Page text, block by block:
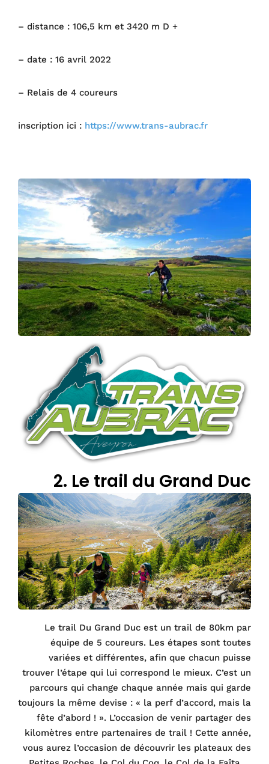
– distance : 106,5 km et 3420 m D +
– date : 16 avril 2022
– Relais de 4 coureurs
inscription ici : https://www.trans-aubrac.fr
2. Le trail du Grand Duc
Le trail Du Grand Duc est un trail de 80km par
équipe de 5 coureurs. Les étapes sont toutes
variées et différentes, afin que chacun puisse
trouver l’étape qui lui correspond le mieux. C’est un
parcours qui change chaque année mais qui garde
toujours la même devise : « la perf d’accord, mais la
fête d’abord ! ». L’occasion de venir partager des
kilomètres entre partenaires de trail ! Cette année,
vous aurez l’occasion de découvrir les plateaux des